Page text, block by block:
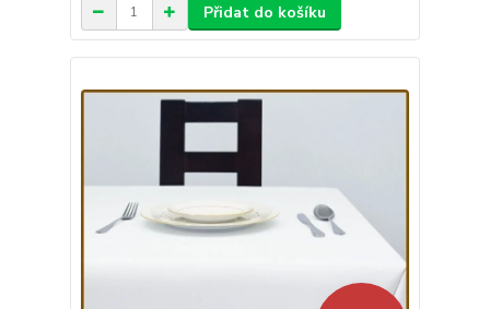
Přidat do košíku